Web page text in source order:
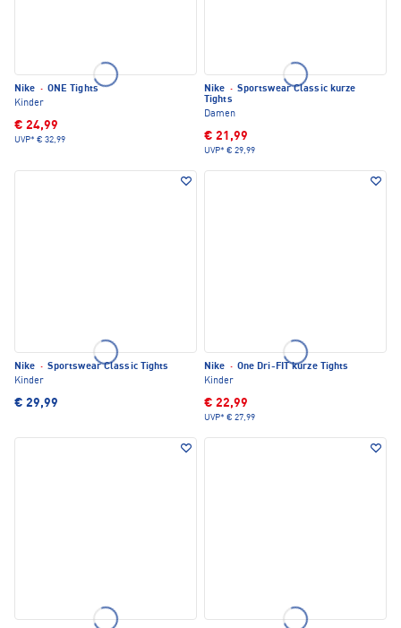
Nike · ONE Tights
Kinder
€ 24,99
UVP* € 32,99
Nike · Sportswear Classic kurze
Tights
Damen
€ 21,99
UVP* € 29,99
Nike · Sportswear Classic Tights
Kinder
€ 29,99
Nike · One Dri-FIT kurze Tights
Kinder
€ 22,99
UVP* € 27,99